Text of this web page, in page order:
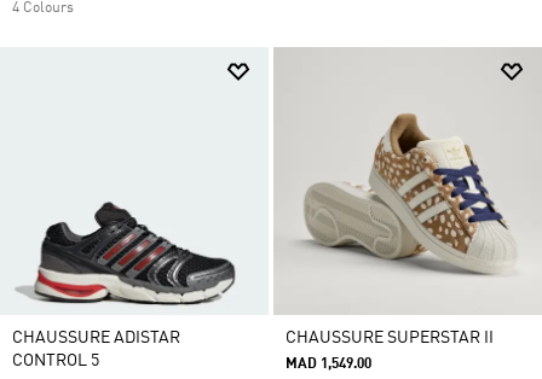
4 Colours
CHAUSSURE ADISTAR
CONTROL 5
CHAUSSURE SUPERSTAR II
MAD 1,549.00